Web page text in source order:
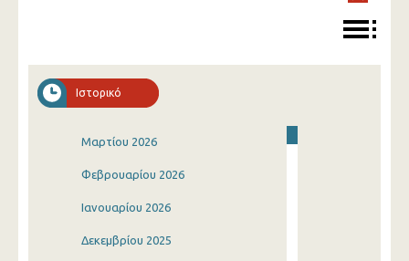
Ιστορικό
Μαρτίου 2026
Φεβρουαρίου 2026
Ιανουαρίου 2026
Δεκεμβρίου 2025